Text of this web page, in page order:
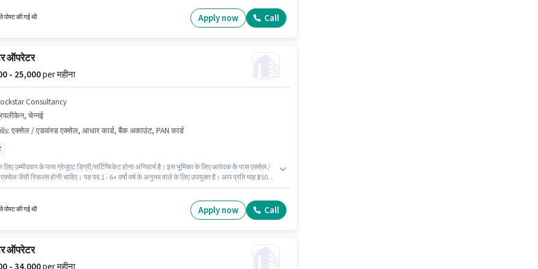
नीतियों के अनुसार दिए जा सकते हैं।
पोस्ट की गई थी Apply now Call
ऑपरेटर
- 25,000per महीना
Consultancy
चेन्नई
: एक्सेल / एडवांस्ड एक्सेल, आधार कार्ड, बैंक अकाउंट, PAN कार्ड
उम्मीदवार के पास ग्रेजुएट डिग्री/सर्टिफिकेट होना अनिवार्य है। इस भूमिका के लिए आवेदक के पास एक्सेल /
जैसी स्किल्स होनी चाहिए। यह पद 1 - 6+ वर्षो वर्ष के अनुभव वाले के लिए उपयुक्त है। आप प्रति माह ₹25000
पोस्ट की गई थी Apply now Call
ऑपरेटर